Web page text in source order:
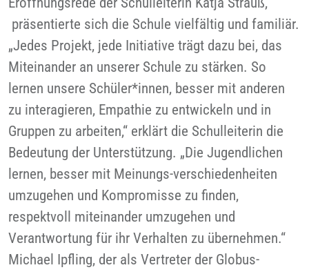
präsentierte sich die Schule vielfältig und familiär.
„Jedes Projekt, jede Initiative trägt dazu bei, das
Miteinander an unserer Schule zu stärken. So
lernen unsere Schüler*innen, besser mit anderen
zu interagieren, Empathie zu entwickeln und in
Gruppen zu arbeiten,“ erklärt die Schulleiterin die
Bedeutung der Unterstützung. „Die Jugendlichen
lernen, besser mit Meinungs-verschiedenheiten
umzugehen und Kompromisse zu finden,
respektvoll miteinander umzugehen und
Verantwortung für ihr Verhalten zu übernehmen.“
Michael Ipfling, der als Vertreter der Globus-